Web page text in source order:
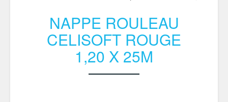
NAPPE ROULEAU
CELISOFT ROUGE
1,20 X 25M